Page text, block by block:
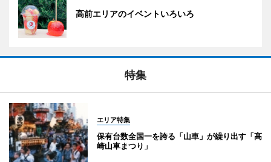
高前エリアのイベントいろいろ
特集
エリア特集
保有台数全国一を誇る「山車」が繰り出す「高
崎山車まつり」